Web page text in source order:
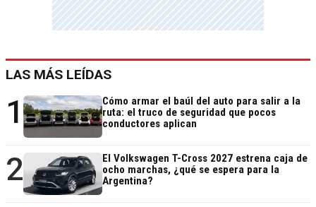
LAS MÁS LEÍDAS
1
Cómo armar el baúl del auto para salir a la
ruta: el truco de seguridad que pocos
conductores aplican
2
El Volkswagen T-Cross 2027 estrena caja de
ocho marchas, ¿qué se espera para la
Argentina?